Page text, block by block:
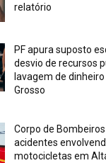
relatório
PF apura suposto
desvio de recursos
lavagem de
Grosso
Corpo de
acidentes
motocicletas em